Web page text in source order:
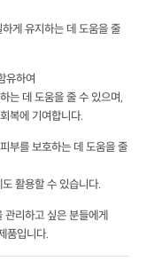
게 유지하는 데 도움을 줄
유하여
는 데 도움을 줄 수 있으며,
복에 기여합니다.
부를 보호하는 데 도움을 줄
활용할 수 있습니다.
관리하고 싶은 분들에게
품입니다.